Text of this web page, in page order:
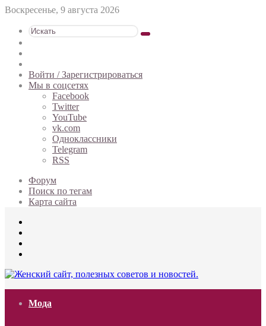
Воскресенье, 9 августа 2026
Искать
статья
Войти / Зарегистрироваться
Мы в соцсетях
Facebook
Twitter
YouTube
vk.com
Одноклассники
Telegram
RSS
Форум
Поиск по тегам
Карта сайта
Мода